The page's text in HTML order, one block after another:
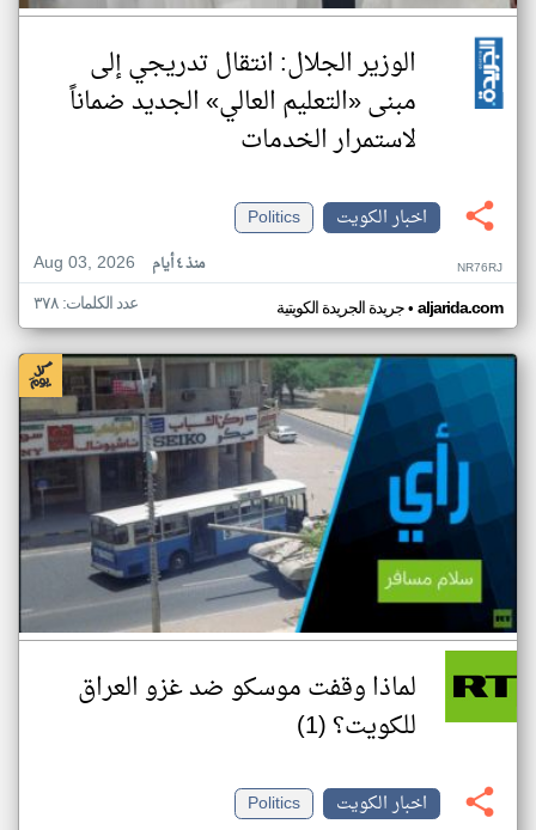
‏الوزير الجلال: انتقال تدريجي إلى
مبنى «التعليم العالي» الجديد ضماناً
لاستمرار الخدمات
اخبار الكويت
Politics
Aug 03, 2026
منذ ٤ أيام NR76RJ
جريدة الجريدة الكويتية• aljarida.com عدد الكلمات: ٣٧٨
لماذا وقفت موسكو ضد غزو العراق
للكويت؟ (1)
اخبار الكويت
Politics